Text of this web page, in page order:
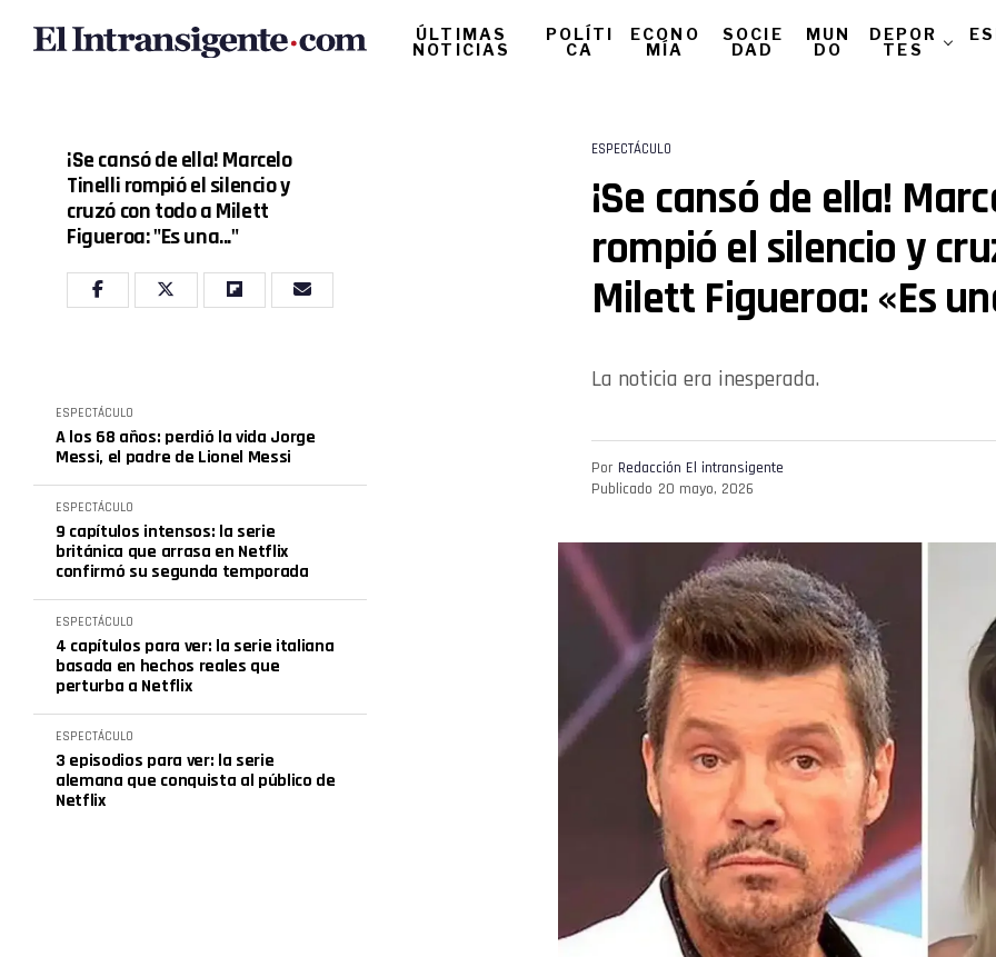
ÚLTIMAS
NOTICIAS
POLÍTI
CA
ECONO
MÍA
SOCIE
DAD
MUN
DO
DEPOR
TES
¡Se cansó de ella! Marcelo
Tinelli rompió el silencio y
cruzó con todo a Milett
Figueroa: "Es una..."
ESPECTÁCULO
A los 68 años: perdió la vida Jorge
Messi, el padre de Lionel Messi
ESPECTÁCULO
9 capítulos intensos: la serie
británica que arrasa en Netflix
confirmó su segunda temporada
ESPECTÁCULO
4 capítulos para ver: la serie italiana
basada en hechos reales que
perturba a Netflix
ESPECTÁCULO
3 episodios para ver: la serie
alemana que conquista al público de
Netflix
ESPECTÁCULO
¡Se cansó de ella!
rompió el silencio y
Milett Figueroa: «Es
La noticia era inesperada.
Por Redacción El intransigente
Publicado 20 mayo, 2026